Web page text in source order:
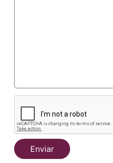
Enviar